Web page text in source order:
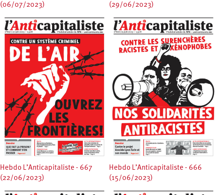
(06/07/2023)
(29/06/2023)
Hebdo L’Anticapitaliste - 667
(22/06/2023)
Hebdo L’Anticapitaliste - 666
(15/06/2023)